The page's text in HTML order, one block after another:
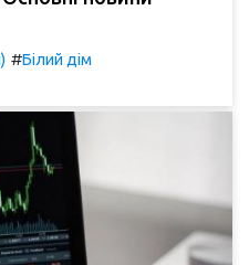
#Білий дім